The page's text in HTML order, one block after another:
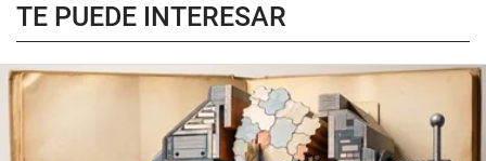
TE PUEDE INTERESAR